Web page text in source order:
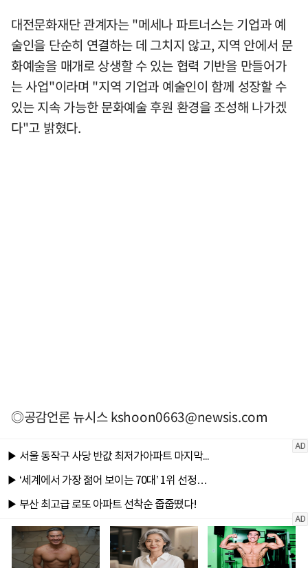
대전문화재단 관계자는 "메세나 파트너스는 기업과 예
술인을 단순히 연결하는 데 그치지 않고, 지역 안에서 문
화예술을 매개로 상생할 수 있는 협력 기반을 만들어가
는 사업"이라며 "지역 기업과 예술인이 함께 성장할 수
있는 지속 가능한 문화예술 후원 환경을 조성해 나가겠
다"고 밝혔다.
◎공감언론 뉴시스kshoon0663@newsis.com